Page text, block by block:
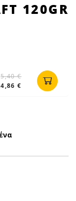
120GR
5,40 €
4,86 €